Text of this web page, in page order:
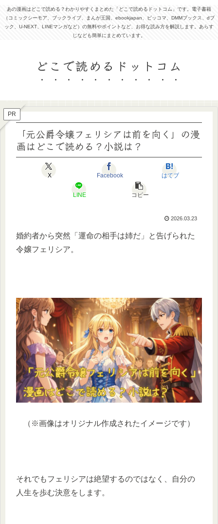
あの漫画はどこで読める？わかりやすくまとめた「どこで読めるドットコム」です。電子書籍
（コミックシーモア、ブックライブ、まんが王国、ebookjapan、ピッコマ、DMMブックス、dブ
ック、U-NEXT、LINEマンガなど）の無料やポイントなど、お得な読み方を解説します。あらす
じなども簡単にまとめています。
どこで読めるドットコム
PR
「元公爵令嬢フェリシアは前を向く」の漫
画はどこで読める？小説は？
X Facebook はてブ
LINE コピー
2026.03.23
婚約者から突然「運命の相手は姉だ」と告げられた
令嬢フェリシア。
（※画像はオリジナル作成されたイメージです）
それでもフェリシアは絶望するのではなく、自分の
人生を歩む決意をします。